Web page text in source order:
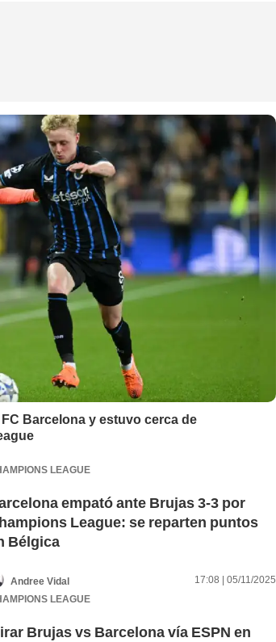
Barcelona y estuvo cerca de
LEAGUE
empató ante Brujas 3-3 por
League: se reparten puntos
Bélgica
Andree Vidal
17:08 | 05/11/2025
LEAGUE
Brujas vs Barcelona vía ESPN en